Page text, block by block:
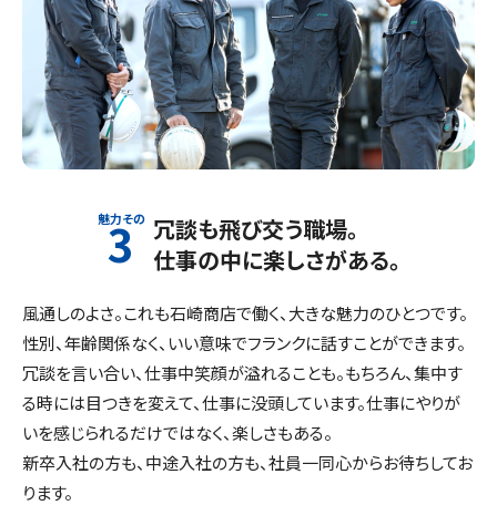
3
冗談も飛び交う職場。
仕事の中に楽しさがある。
風通しのよさ。これも石崎商店で働く、大きな魅力のひとつです。
性別、年齢関係なく、いい意味でフランクに話すことができます。
冗談を言い合い、仕事中笑顔が溢れることも。もちろん、集中す
る時には目つきを変えて、仕事に没頭しています。仕事にやりが
いを感じられるだけではなく、楽しさもある。
新卒入社の方も、中途入社の方も、社員一同心からお待ちしてお
ります。